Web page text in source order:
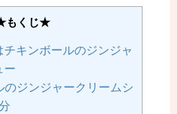
もくじ★
キンボールのジンジャ
ー
のジンジャークリームシ